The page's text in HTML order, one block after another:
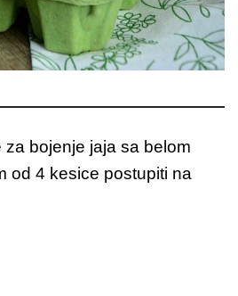
bojenje jaja sa belom
od 4 kesice postupiti na